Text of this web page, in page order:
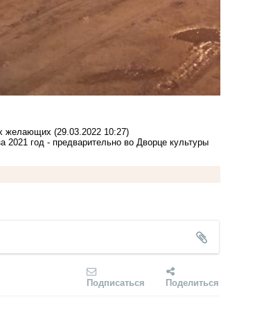
желающих (29.03.2022 10:27)
год - предварительно во Дворце культуры
Подписаться Поделиться